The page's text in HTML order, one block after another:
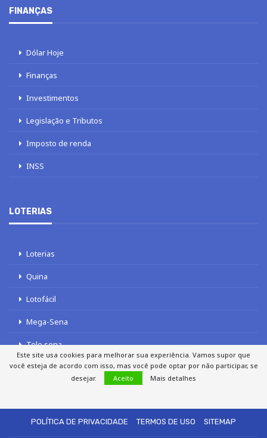
FINANÇAS
Dólar Hoje
Finanças
Investimentos
Legislação e Tributos
Imposto de renda
INSS
LOTERIAS
Loterias
Quina
Lotofácil
Mega-Sena
Tele sena
POLÍTICA DE PRIVACIDADE
TERMOS DE USO SITEMAP
Este site usa cookies para melhorar sua experiência. Vamos supor que
você esteja de acordo com isso, mas você pode optar por não participar, se
desejar.
Aceito Mais detalhes